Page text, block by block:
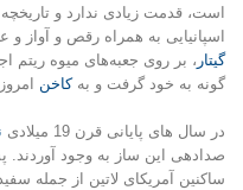
است، قدمت زیادی ندارد و
اسپانیایی به همراه رقص و آواز
گیتار ، بر روی جعبه‌های میوه ریتم
گونه به خود گرفت و بهکاخن
در سال های پایانی قرن 19 میلادی
صدادهی این ساز به وجود آوردند.
ساکنین آمریکای لاتین از جمله